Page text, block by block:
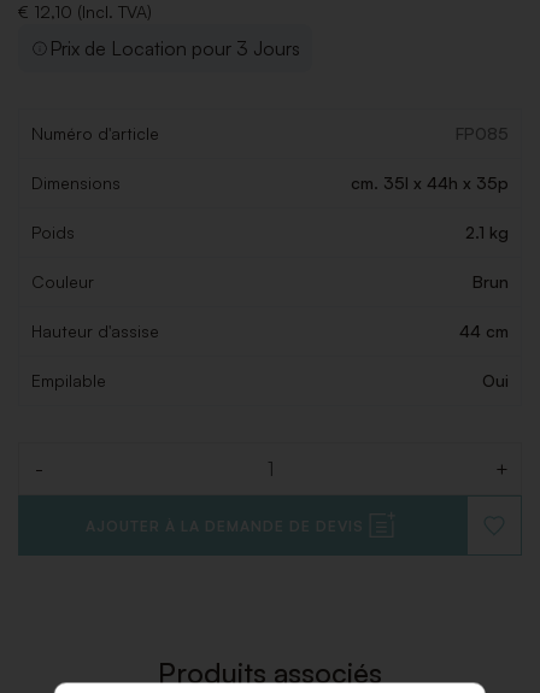
€ 12,10 (Incl. TVA)
Prix de Location pour 3 Jours
Numéro d'article FP085
Dimensions cm. 35l x 44h x 35p
Poids 2.1 kg
Couleur Brun
Hauteur d'assise 44 cm
Empilable Oui
- +
AJOUTER À LA DEMANDE DE DEVIS
À
Produits associés